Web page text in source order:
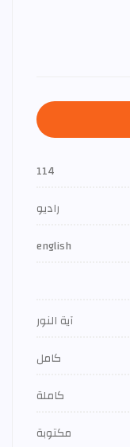
114
راديو
english
آية النور
كامل
كاملة
مكتوبة